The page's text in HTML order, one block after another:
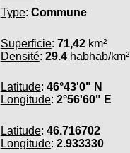
Type: Commune
Superficie: 71,42km²
Densité: 29.4habhab/km²
Latitude: 46°43'0" N
Longitude: 2°56'60" E
Latitude: 46.716702
Longitude: 2.933330